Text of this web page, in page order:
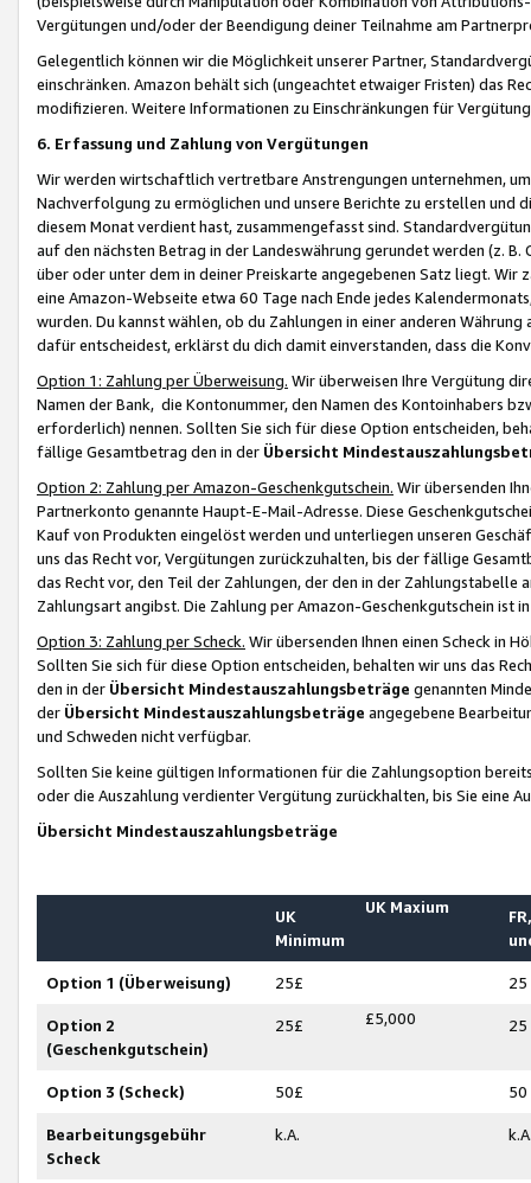
Vergütungen und/oder der Beendigung deiner Teilnahme am
Gelegentlich können wir die Möglichkeit unserer Partner,
einschränken. Amazon behält sich (ungeachtet etwaiger Fristen) das
modifizieren. Weitere Informationen zu Einschränkungen für
6. Erfassung und Zahlung von Vergütungen
Wir werden wirtschaftlich vertretbare Anstrengungen unternehmen,
Nachverfolgung zu ermöglichen und unsere Berichte zu erstellen und
diesem Monat verdient hast, zusammengefasst sind.
auf den nächsten Betrag in der Landeswährung gerundet werden (z.
über oder unter dem in deiner Preiskarte angegebenen Satz liegt.
eine Amazon-Webseite etwa 60 Tage nach Ende jedes
wurden. Du kannst wählen, ob du Zahlungen in einer anderen
dafür entscheidest, erklärst du dich damit einverstanden, dass die
Option 1: Zahlung per Überweisung. Wir überweisen Ihre Vergütung
Namen der Bank, die Kontonummer, den Namen des Kontoinhabers
erforderlich) nennen. Sollten Sie sich für diese Option entscheiden,
fällige Gesamtbetrag den in der Übersicht
Option 2: Zahlung per Amazon-Geschenkgutschein. Wir übersenden
Partnerkonto genannte Haupt-E-Mail-Adresse. Diese
Kauf von Produkten eingelöst werden und unterliegen unseren
uns das Recht vor, Vergütungen zurückzuhalten, bis der fällige
das Recht vor, den Teil der Zahlungen, der den in der
Zahlungsart angibst. Die Zahlung per Amazon-Geschenkgutschein ist
Option 3: Zahlung per Scheck. Wir übersenden Ihnen einen Scheck in
Sollten Sie sich für diese Option entscheiden, behalten wir uns das
den in der Übersicht Mindestauszahlungsbeträge genannten
der Übersicht Mindestauszahlungsbeträge angegebene
und Schweden nicht verfügbar.
Sollten Sie keine gültigen Informationen für die Zahlungsoption
oder die Auszahlung verdienter Vergütung zurückhalten, bis Sie
Übersicht Mindestauszahlungsbeträge
UK
Minimum
UK Maxium
Option 1 (Überweisung) 25£ 25
Option 2
(Geschenkgutschein)
25£ £5,000 25
Option 3 (Scheck) 50£ 50
Bearbeitungsgebühr
Scheck
k.A.